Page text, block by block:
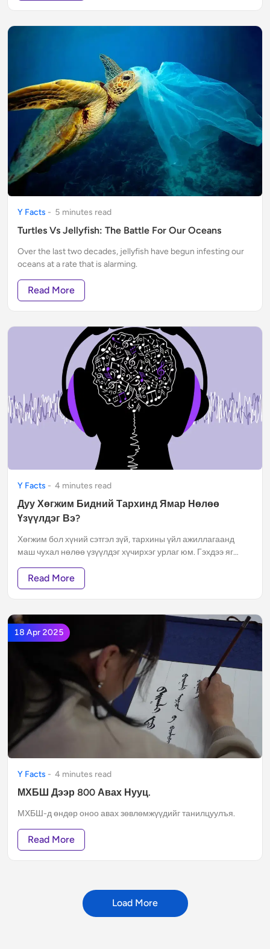
Y Facts - 5 minutes read
Turtles Vs Jellyfish: The Battle For Our Oceans
Over the last two decades, jellyfish have begun infesting our
oceans at a rate that is alarming.
Read More
Y Facts - 4 minutes read
Дуу Хөгжим Бидний Тархинд Ямар Нөлөө
Үзүүлдэг Вэ?
Хөгжим бол хүний сэтгэл зүй, тархины үйл ажиллагаанд
маш чухал нөлөө үзүүлдэг хүчирхэг урлаг юм. Гэхдээ яг
яаж?
Read More
18 Apr 2025
Y Facts - 4 minutes read
МХБШ Дээр 800 Авах Нууц.
МХБШ-д өндөр оноо авах зөвлөмжүүдийг танилцуулъя.
Read More
Load More